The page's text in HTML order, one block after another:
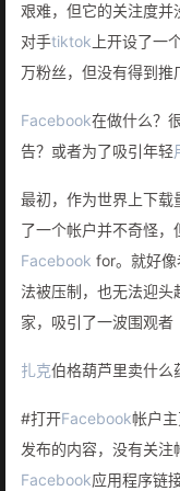
艰难，但它的关注度并
对手tiktok 上开设了一
万粉丝，但没有得到推
Facebook在做什么？
告？或者为了吸引年轻
最初，作为世界上下载
了一个帐户并不奇怪，
Facebook for。就好像
法被压制，也无法迎
家，吸引了一波围观者
扎克伯格葫芦里卖什么
#打开Facebook帐户
发布的内容，没有关
Facebook应用程序链